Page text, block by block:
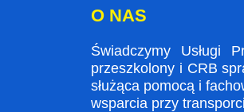
O NAS
Świadczymy Usługi
przeszkolony i CRB
służąca pomocą i
wsparcia przy